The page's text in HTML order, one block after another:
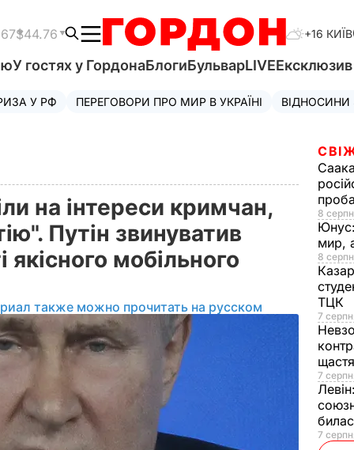
$44.76 +16 КИЇВ
У гостях у ГордонаБлогиБульварLIVE
У РФ ПЕРЕГОВОРИ ПРО МИР В УКРАЇНІ
на інтереси кримчан,
Путін звинуватив
якісного мобільного
также можно прочитать на русском
8
мир,
8
ТЦК
7
7
7